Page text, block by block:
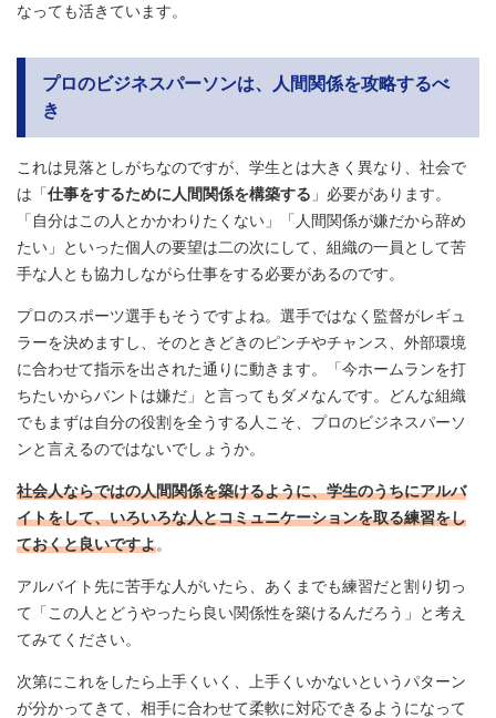
なっても活きています。
プロのビジネスパーソンは、人間関係を攻略するべ
き
これは見落としがちなのですが、学生とは大きく異なり、社会で
は「仕事をするために人間関係を構築する 」必要があります。
「自分はこの人とかかわりたくない」「人間関係が嫌だから辞め
たい」といった個人の要望は二の次にして、組織の一員として苦
手な人とも協力しながら仕事をする必要があるのです。
プロのスポーツ選手もそうですよね。選手ではなく監督がレギュ
ラーを決めますし、そのときどきのピンチやチャンス、外部環境
に合わせて指示を出された通りに動きます。「今ホームランを打
ちたいからバントは嫌だ」と言ってもダメなんです。どんな組織
でもまずは自分の役割を全うする人こそ、プロのビジネスパーソ
ンと言えるのではないでしょうか。
社会人ならではの人間関係を築けるように、学生のうちにアルバ
イトをして、いろいろな人とコミュニケーションを取る練習をし
ておくと良いですよ。
アルバイト先に苦手な人がいたら、あくまでも練習だと割り切っ
て「この人とどうやったら良い関係性を築けるんだろう」と考え
てみてください。
次第にこれをしたら上手くいく、上手くいかないというパターン
が分かってきて、相手に合わせて柔軟に対応できるようになって